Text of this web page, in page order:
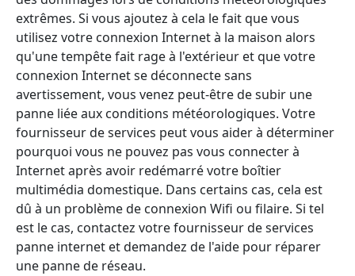
extrêmes. Si vous ajoutez à cela le fait que vous
utilisez votre connexion Internet à la maison alors
qu'une tempête fait rage à l'extérieur et que votre
connexion Internet se déconnecte sans
avertissement, vous venez peut-être de subir une
panne liée aux conditions météorologiques. Votre
fournisseur de services peut vous aider à déterminer
pourquoi vous ne pouvez pas vous connecter à
Internet après avoir redémarré votre boîtier
multimédia domestique. Dans certains cas, cela est
dû à un problème de connexion Wifi ou filaire. Si tel
est le cas, contactez votre fournisseur de services
panne internet et demandez de l'aide pour réparer
une panne de réseau.